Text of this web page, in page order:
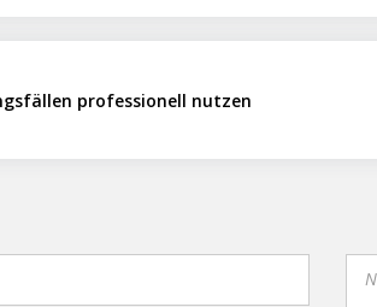
professionell nutzen